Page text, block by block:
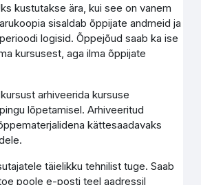
kustutakse ära, kui see on vanem
sisaldab õppijate andmeid ja
logisid. Õppejõud saab ka ise
kursusest, aga ilma õppijate
arhiveerida kursuse
lõpetamisel. Arhiveeritud
kättesaadavaks
täielikku tehnilist tuge. Saab
poole e-posti teel aadressil